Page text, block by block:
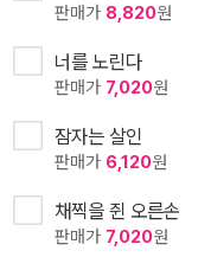
판매가 8,820원
너를 노린다
판매가 7,020원
잠자는 살인
판매가 6,120원
채찍을 쥔 오른손
판매가 7,020원